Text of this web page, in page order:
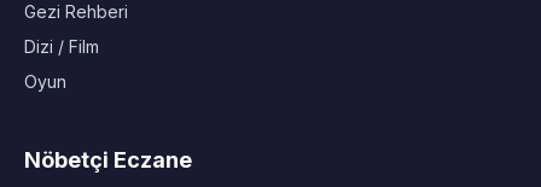
Gezi Rehberi
Dizi / Film
Oyun
Nöbetçi Eczane